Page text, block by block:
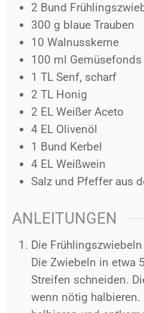
2 Bund
300 g blaue Trauben
10 Walnusskerne
100 ml Gemüsefonds
1 TL Senf, scharf
2 TL Honig
2 EL Weißer Aceto
4 EL Olivenöl
1 Bund Kerbel
4 EL Weißwein
Salz und Pfeffer aus
ANLEITUNGEN
Die
Die Zwiebeln in etwa
Streifen schneiden.
wenn nötig halbieren.